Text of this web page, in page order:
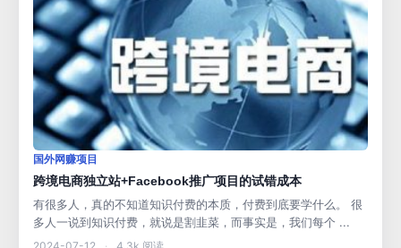
国外网赚项目
跨境电商独立站+Facebook推广项目的试错成本
有很多人，真的不知道知识付费的本质，付费到底要学什么。 很
多人一说到知识付费，就说是割韭菜，而事实是，我们每个 ...